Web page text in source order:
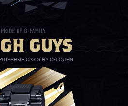
CASIO НА СЕГОДНЯ